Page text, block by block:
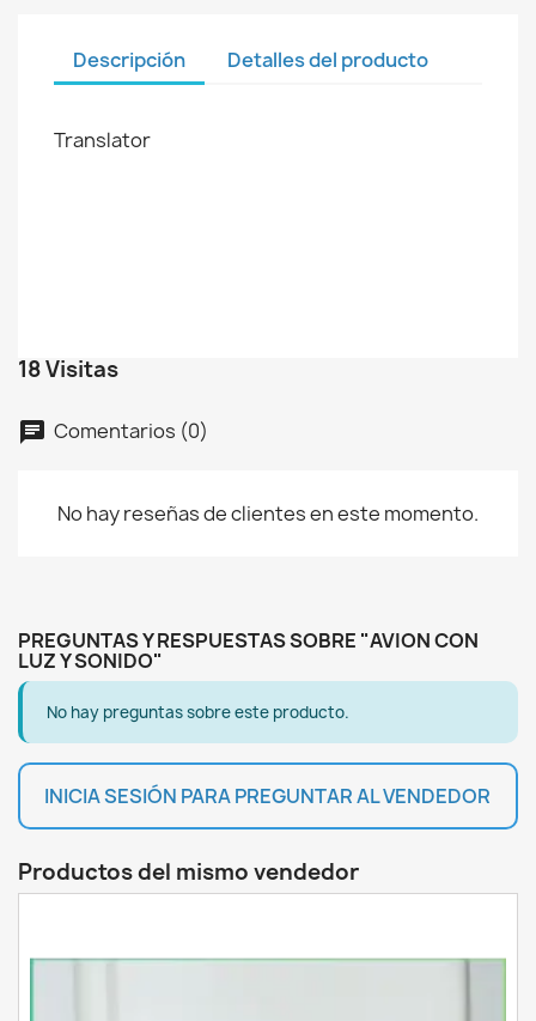
Descripción Detalles del producto
Translator
18 Visitas
chat Comentarios (0)
No hay reseñas de clientes en este momento.
PREGUNTAS Y RESPUESTAS SOBRE "AVION CON
LUZ Y SONIDO"
No hay preguntas sobre este producto.
INICIA SESIÓN PARA PREGUNTAR AL VENDEDOR
Productos del mismo vendedor